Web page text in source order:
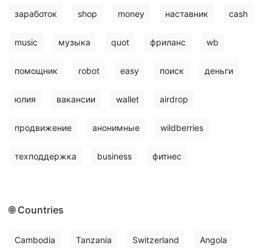
заработок shop money наставник cash
music музыка quot фриланс wb
помощник robot easy поиск деньги
юлия вакансии wallet airdrop
продвижение анонимные wildberries
техподдержка business фитнес
🌐 Countries
Cambodia Tanzania Switzerland Angola